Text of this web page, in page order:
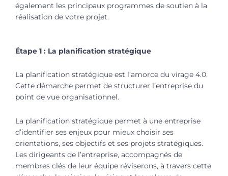
également les principaux programmes de soutien à la
réalisation de votre projet.
Étape 1 : La planification stratégique
La planification stratégique est l’amorce du virage 4.0.
Cette démarche permet de structurer l’entreprise du
point de vue organisationnel.
La planification stratégique permet à une entreprise
d’identifier ses enjeux pour mieux choisir ses
orientations, ses objectifs et ses projets stratégiques.
Les dirigeants de l’entreprise, accompagnés de
membres clés de leur équipe réviserons, à travers cette